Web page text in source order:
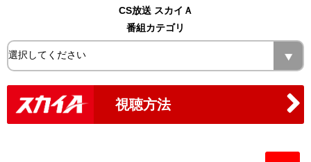
CS放送 スカイＡ
番組カテゴリ
視聴方法